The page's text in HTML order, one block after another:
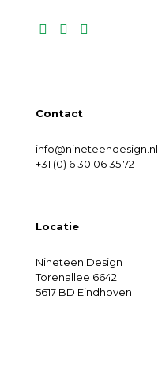
Contact
info@nineteendesign.nl
+31 (0) 6 30 06 35 72
Locatie
Nineteen Design
Torenallee 6642
5617 BD Eindhoven